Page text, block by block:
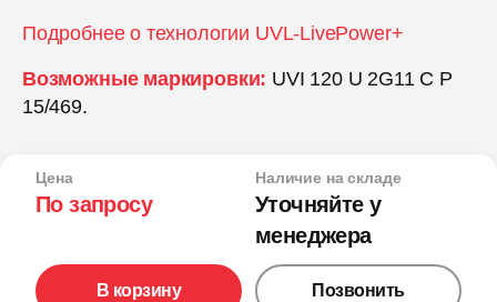
Подробнее о технологии UVL-LivePower+
Возможные маркировки: UVI 120 U 2G11 C P
15/469.
Цена
По запросу
Наличие на складе
Уточняйте у
менеджера
В корзину Позвонить